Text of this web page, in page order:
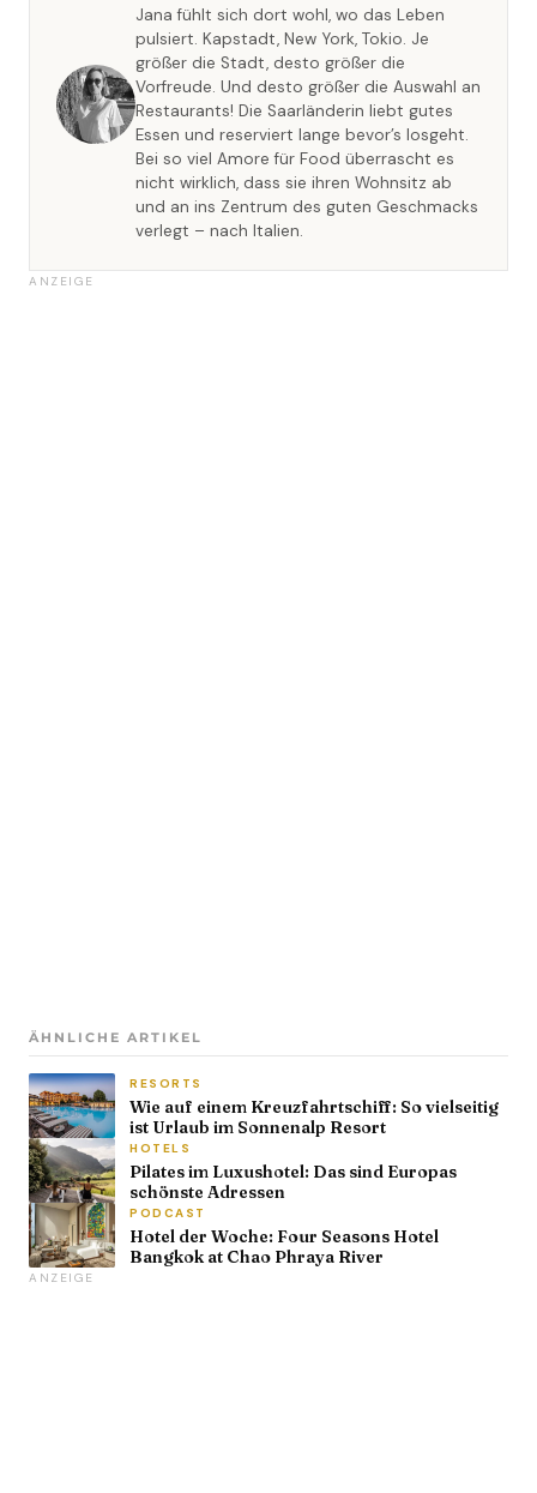
Jana fühlt sich dort wohl, wo das Leben
pulsiert. Kapstadt, New York, Tokio. Je
größer die Stadt, desto größer die
Vorfreude. Und desto größer die Auswahl an
Restaurants! Die Saarländerin liebt gutes
Essen und reserviert lange bevor’s losgeht.
Bei so viel Amore für Food überrascht es
nicht wirklich, dass sie ihren Wohnsitz ab
und an ins Zentrum des guten Geschmacks
verlegt – nach Italien.
ANZEIGE
ÄHNLICHE ARTIKEL
RESORTS
Wie auf einem Kreuzfahrtschiff: So vielseitig
ist Urlaub im Sonnenalp Resort
HOTELS
Pilates im Luxushotel: Das sind Europas
schönste Adressen
PODCAST
Hotel der Woche: Four Seasons Hotel
Bangkok at Chao Phraya River
ANZEIGE